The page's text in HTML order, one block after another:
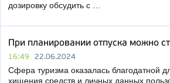
дозировку обсудить с …
При планировании отпуска можно
16:49 22.06.2024
Сфера туризма оказалась благодатной
хищения средств и личных данных